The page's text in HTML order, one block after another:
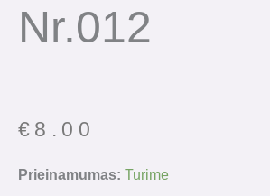
Nr.012
€ 8.00
Prieinamumas: Turime
produkto